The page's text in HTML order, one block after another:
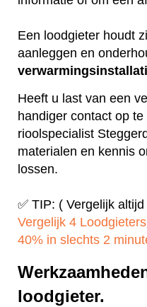
Een loodgieter houdt
aanleggen en
Heeft u last van een
handiger contact op
rioolspecialist
materialen en kennis
lossen.
✅ TIP: ( Vergelijk
Vergelijk 4
40% in slechts 2
loodgieter.